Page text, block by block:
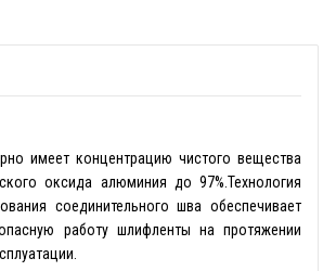
имеет концентрацию чистого вещества
оксида алюминия до 97%.Технология
соединительного шва обеспечивает
работу шлифленты на протяжении